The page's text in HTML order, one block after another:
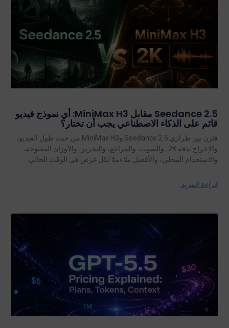
Seedance 2.5 مقابل MiniMax H3: أي نموذج فيديو
قائم على الذكاء الاصطناعي يجب أن تختار؟
قارن بين طرازي Seedance 2.5 وMiniMax H3 من حيث طول الفيديو،
والإخراج بدقة 2K، والصوت، والمراجع، والتحرير، والأوزان المفتوحة،
والاستخدام المحلي، والأفضل ملاءمةً لكل غرض في الوقت الحالي.
قراءة المزيد